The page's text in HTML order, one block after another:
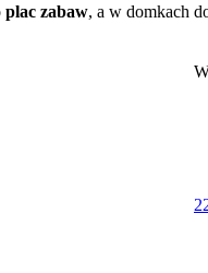
plac zabaw, a w domkach
za opłatą 10 zł za
do włosów. Do dyspozycji
a jednocześnie umożliwia